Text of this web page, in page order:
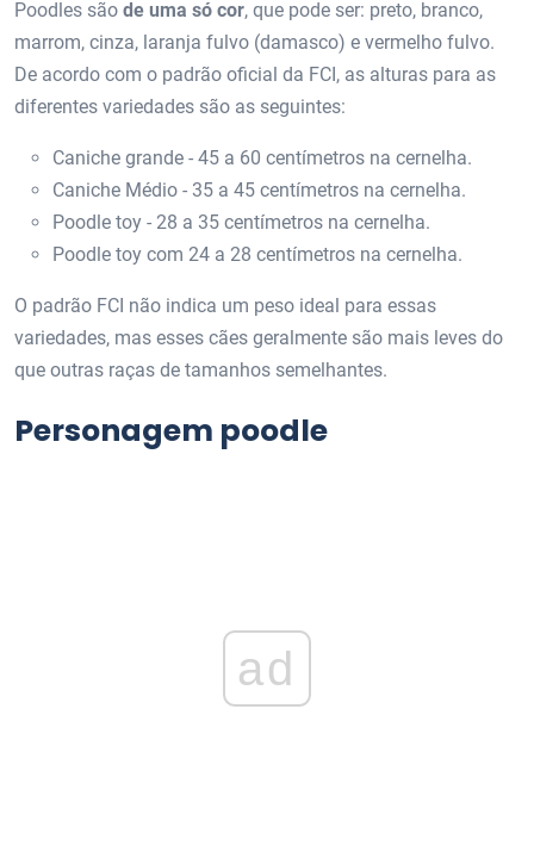
Poodles são de uma só cor, que pode ser: preto, branco,
marrom, cinza, laranja fulvo (damasco) e vermelho fulvo.
De acordo com o padrão oficial da FCI, as alturas para as
diferentes variedades são as seguintes:
Caniche grande - 45 a 60 centímetros na cernelha.
Caniche Médio - 35 a 45 centímetros na cernelha.
Poodle toy - 28 a 35 centímetros na cernelha.
Poodle toy com 24 a 28 centímetros na cernelha.
O padrão FCI não indica um peso ideal para essas
variedades, mas esses cães geralmente são mais leves do
que outras raças de tamanhos semelhantes.
Personagem poodle
ad